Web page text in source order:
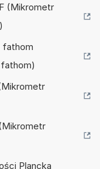
(Mikrometr
fathom
Plancka